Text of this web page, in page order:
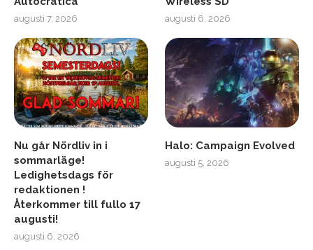
augusti 7, 2026 augusti 6, 2026
Nu går Nördliv in i
sommarläge!
Ledighetsdags för
redaktionen !
Återkommer till fullo 17
augusti!
augusti 6, 2026
Halo: Campaign Evolved
augusti 5, 2026